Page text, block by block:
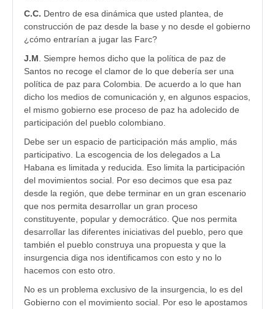
C.C. Dentro de esa dinámica que usted plantea, de
construcción de paz desde la base y no desde el gobierno
¿cómo entrarían a jugar las Farc?
J.M . Siempre hemos dicho que la política de paz de
Santos no recoge el clamor de lo que debería ser una
política de paz para Colombia. De acuerdo a lo que han
dicho los medios de comunicación y, en algunos espacios,
el mismo gobierno ese proceso de paz ha adolecido de
participación del pueblo colombiano.
Debe ser un espacio de participación más amplio, más
participativo. La escogencia de los delegados a La
Habana es limitada y reducida. Eso limita la participación
del movimientos social. Por eso decimos que esa paz
desde la región, que debe terminar en un gran escenario
que nos permita desarrollar un gran proceso
constituyente, popular y democrático. Que nos permita
desarrollar las diferentes iniciativas del pueblo, pero que
también el pueblo construya una propuesta y que la
insurgencia diga nos identificamos con esto y no lo
hacemos con esto otro.
No es un problema exclusivo de la insurgencia, lo es del
Gobierno con el movimiento social. Por eso le apostamos